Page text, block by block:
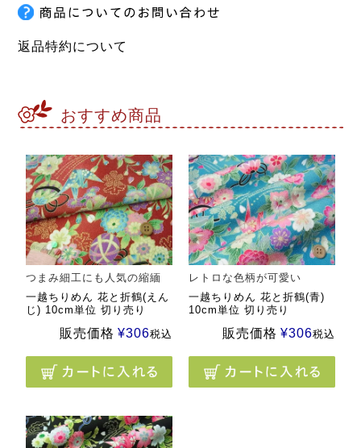
返品特約について
おすすめ商品
つまみ細工にも人気の縮緬
一越ちりめん 花と折鶴(えん
じ) 10cm単位 切り売り
販売価格 ¥306税込
レトロな色柄が可愛い
一越ちりめん 花と折鶴(青)
10cm単位 切り売り
販売価格 ¥306税込